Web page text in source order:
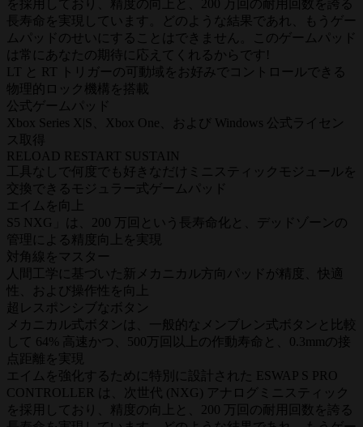
を採用しており、精度の向上と、200 万回の耐用回数を誇る
長寿命を実現しています。どのような結果であれ、もうゲー
ムパッドのせいにすることはできません。このゲームパッド
は常にあなたの期待に応えてくれるからです!
LT と RT トリガーの可動域をお好みでコントロールできる
物理的ロック機構を搭載
公式ゲームパッド
Xbox Series X|S、Xbox One、および Windows 公式ライセン
ス取得
RELOAD RESTART SUSTAIN
工具なしで何度でも好きなだけミニスティックモジュールを
交換できるモジュラー式ゲームパッド
エイムを向上
S5 NXG」は、200 万回という長寿命化と、デッドゾーンの
管理による精度向上を実現
対角線をマスター
人間工学に基づいた新メカニカル方向パッドが精度、快適
性、および操作性を向上
超レスポンシブなボタン
メカニカル式ボタンは、一般的なメンブレン式ボタンと比較
して 64% 高速かつ、500万回以上の作動寿命と、0.3mmの接
点距離を実現
エイムを強化するために特別に設計された ESWAP S PRO
CONTROLLER は、次世代 (NXG) アナログミニスティック
を採用しており、精度の向上と、200 万回の耐用回数を誇る